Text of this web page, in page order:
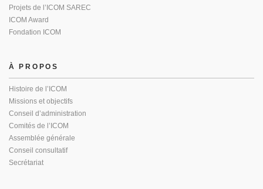
Projets de l’ICOM SAREC
ICOM Award
Fondation ICOM
À PROPOS
Histoire de l’ICOM
Missions et objectifs
Conseil d’administration
Comités de l’ICOM
Assemblée générale
Conseil consultatif
Secrétariat